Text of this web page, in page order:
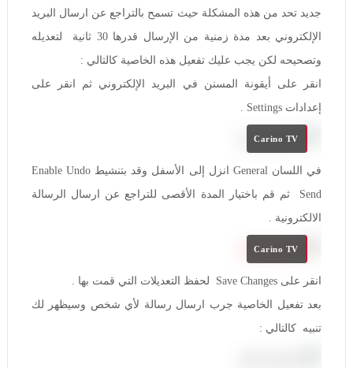
جديد تحد من هذه المشكلة حيث تسمح بالتراجع عن ارسال البريد
الإلكتروني بعد مدة زمنية من الإرسال قدرها 30 ثانية لتعديله
وتصحيحه لكن يجب عليك تفعيل هذه الخاصية كالتالي :
انقر على أيقونة المسنن في البريد الإلكتروني ثم انقر على
إعدادات Settings .
Carino TV
في اللسان General انزل إلى الأسفل وقد بتنشيط Enable Undo
Send ثم قم باختيار المدة الأقصى للتراجع عن ارسال الرسالة
الالكترونية .
Carino TV
انقر على Save Changes لحفظ التعديلات التي قمت بها .
بعد تفعيل الخاصية جرب ارسال رسالة لأي شخص وسيظهر لك
تنبيه كالتالي :